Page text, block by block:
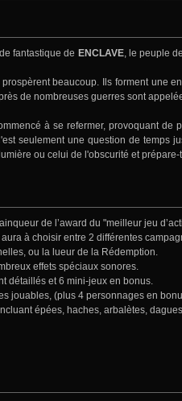
fantastique de ENCLAVE, le peuple
beaucoup. Ils forment une
de nombreuses guerres sont
à se refermer, provoquant de
seulement une question de temps
ou celui de l'obscurité et prépare-
de l’award du "meilleur jeu
à choisir entre 2 différentes
ou la lueur de la Rédemption.
effets spéciaux sonores.
détaillés et 6 mini-jeux en bonus.
jouables, (plus 4 personnages en
épées, haches, arbalètes,